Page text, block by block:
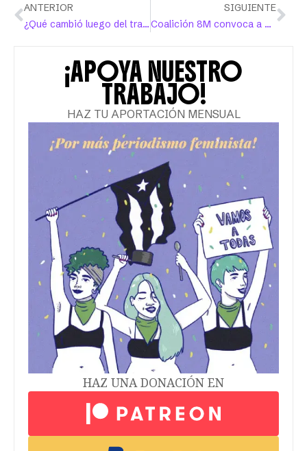
ANTERIOR
¿Qué cambió luego del transfeminicidio de Alexa?
SIGUIENTE
Coalición 8M convoca a un reclamo de justicia verde frente al DRNA
¡APOYA NUESTRO
TRABAJO!
HAZ TU APORTACIÓN MENSUAL
HAZ UNA DONACIÓN EN